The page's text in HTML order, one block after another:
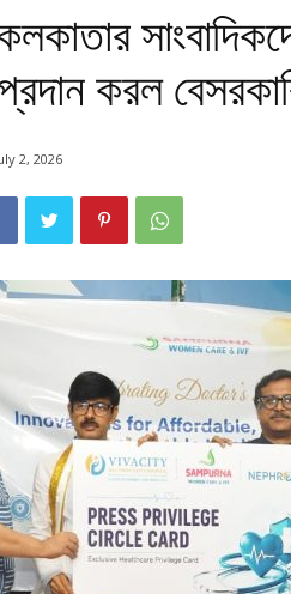
করল
2, 2026